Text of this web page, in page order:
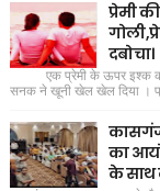
प्रेमी
दबोचा।
एक प्रेमी के ऊपर इश्क का
सनक ने खूनी खेल खेल दिया ।
का
के साथ